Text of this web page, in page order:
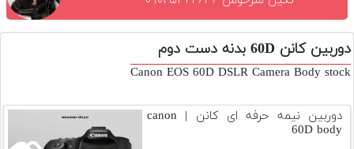
تجهیزات
و
اکسسوری
دوم
دوربین کانن 60D بدنه دست دوم
Canon EOS 60D DSLR Camera Body stock
دوربین نیمه حرفه ای کانن | canon
60D body